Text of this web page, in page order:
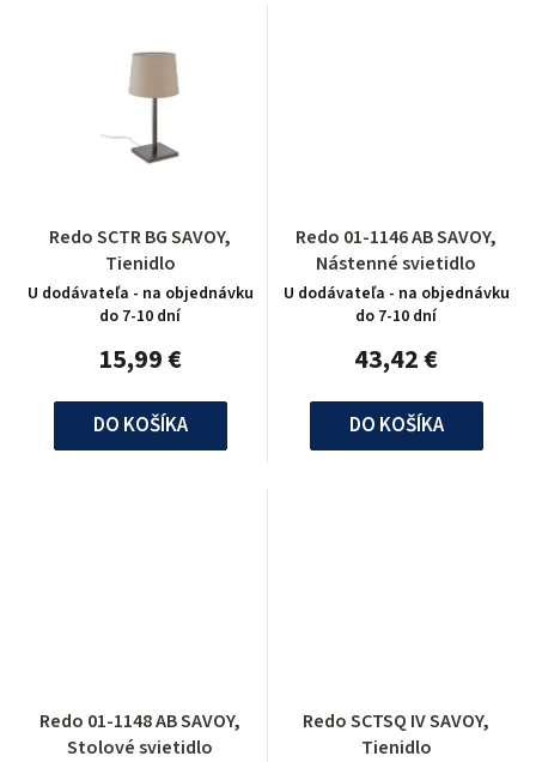
Redo SCTR BG SAVOY,
Tienidlo
U dodávateľa - na objednávku
do 7-10 dní
15,99 €
DO KOŠÍKA
Redo 01-1146 AB SAVOY,
Nástenné svietidlo
U dodávateľa - na objednávku
do 7-10 dní
43,42 €
DO KOŠÍKA
Redo 01-1148 AB SAVOY,
Stolové svietidlo
Redo SCTSQ IV SAVOY,
Tienidlo